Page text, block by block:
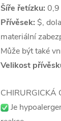
Šíře řetízku:
Přívěsek: $,
materiální
Může být také
Velikost
CHIRURGICKÁ
Je